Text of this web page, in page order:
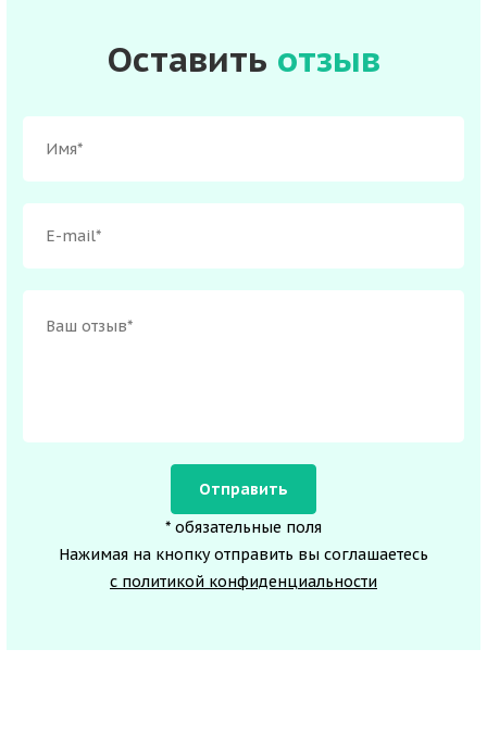
Оставить отзыв
* обязательные поля
Нажимая на кнопку отправить вы соглашаетесь
с политикой конфиденциальности